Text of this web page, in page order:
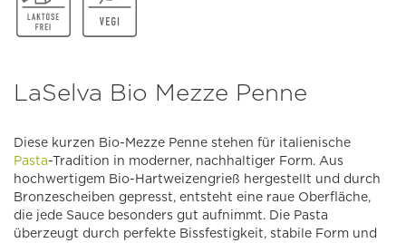
LaSelva Bio Mezze Penne
Diese kurzen Bio-Mezze Penne stehen für italienische
Pasta-Tradition in moderner, nachhaltiger Form. Aus
hochwertigem Bio-Hartweizengrieß hergestellt und durch
Bronzescheiben gepresst, entsteht eine raue Oberfläche,
die jede Sauce besonders gut aufnimmt. Die Pasta
überzeugt durch perfekte Bissfestigkeit, stabile Form und